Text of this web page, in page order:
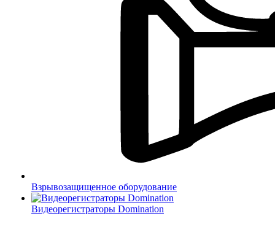
Взрывозащищенное оборудование
Видеорегистраторы Domination